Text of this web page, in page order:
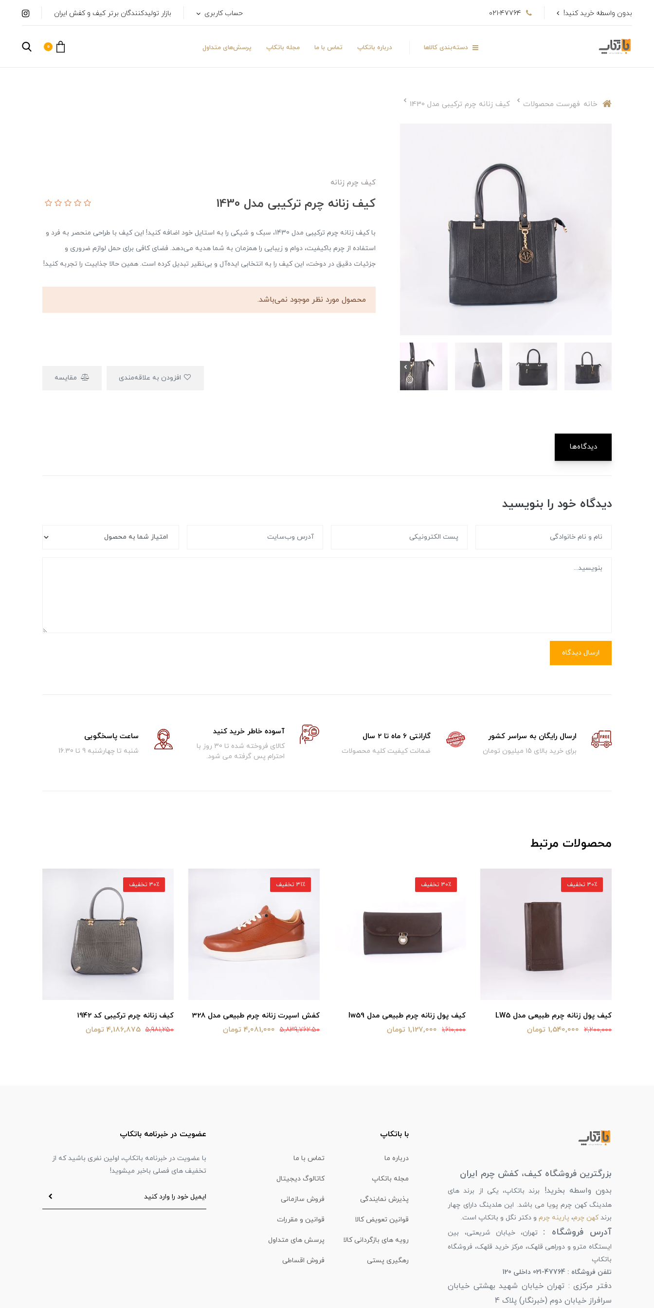
بدون واسطه خرید کنید! 021-47764 حساب کاربری بازار تولیدکنندگان برتر کیف و کفش ایران
دسته‌بندی کالاها درباره باتکاپ تماس با ما مجله باتکاپ پرسش‌های متداول 0
خانه فهرست محصولات کیف زنانه چرم ترکیبی مدل 1430
کیف چرم زنانه
کیف زنانه چرم ترکیبی مدل 1430
با کیف زنانه چرم ترکیبی مدل 1430، سبک و شیکی را به استایل خود اضافه کنید! این کیف با طراحی منحصر به فرد و
استفاده از چرم باکیفیت، دوام و زیبایی را همزمان به شما هدیه می‌دهد. فضای کافی برای حمل لوازم ضروری و
جزئیات دقیق در دوخت، این کیف را به انتخابی ایده‌آل و بی‌نظیر تبدیل کرده است. همین حالا جذابیت را تجربه کنید!
محصول مورد نظر موجود نمی‌باشد.
مقایسه
دیدگاه‌ها
دیدگاه خود را بنویسید
ارسال دیدگاه
ارسال رایگان به سراسر کشور
برای خرید بالای ۱5 میلیون تومان
گارانتی 6 ماه تا 2 سال
ضمانت کیفیت کلیه محصولات
آسوده خاطر خرید کنید
کالای فروخته شده تا 30 روز با
احترام پس گرفته می شود.
ساعت پاسخگویی
شنبه تا چهارشنبه 9 تا 16.30
محصولات مرتبط
کیف پول زنانه چرم طبیعی مدل LW5
2,200,000 1,540,000 تومان
30٪ تخفیف
کیف پول زنانه چرم طبیعی مدل lw59
1,610,000 1,127,000 تومان
30٪ تخفیف
کفش اسپرت زنانه چرم طبیعی مدل 328
5,839,762.50 4,081,000 تومان
31٪ تخفیف
کیف زنانه چرم ترکیبی کد 1942
5,981,250 4,186,875 تومان
30٪ تخفیف
بزرگترین فروشگاه کیف، کفش چرم ایران
بدون واسطه بخرید!
برند باتکاپ، یکی از برند های
هلدینگ کهن چرم پویا می باشد. این هلدینگ دارای چهار
برندکهن چرم، پارینه چرم و دکتر نگل و باتکاپ است.
آدرس فروشگاه : تهران، خیابان شریعتی، بین
ایستگاه مترو و دوراهی قلهک، مرکز خرید قلهک، فروشگاه
باتکاپ
تلفن فروشگاه : 47764-021 داخلی 120
دفتر مرکزی : تهران خیابان شهید بهشتی خیابان
سرافراز خیابان دوم (خبرنگار) پلاک 4
با باتکاپ
درباره ما تماس با ما
مجله باتکاپ کاتالوگ دیجیتال
پذیرش نمایندگی فروش سازمانی
قوانین تعویض کالا قوانین و مقررات
رویه های بازگردانی کالا پرسش های متداول
رهگیری پستی فروش اقساطی
عضویت در خبرنامه باتکاپ
با عضویت در خبرنامه باتکاپ، اولین نفری باشید که از
تخفیف های فصلی باخبر میشوید!